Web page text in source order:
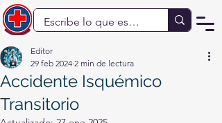
Accidente Isquémico
Transitorio
Editor
29 feb 2024 2 min de lectura